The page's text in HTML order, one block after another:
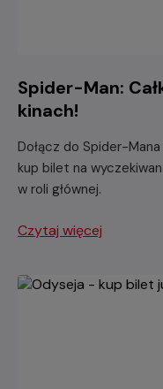
Spider-Man:
kinach!
Dołącz do Spider-
kup bilet na
w roli głównej.
Czytaj więcej